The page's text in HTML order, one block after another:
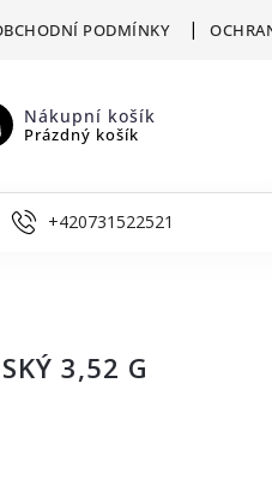
PODMÍNKY
Nákupní košík
Prázdný košík
VÝKUP ZLATNICKÁ
+420731522521
3,52 G